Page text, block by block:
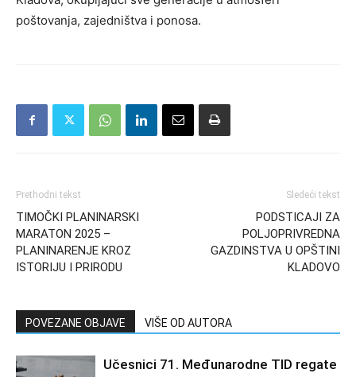
poštovanja, zajedništva i ponosa.
Prethodni tekst
TIMОČKI PLANINARSKI
MARATON 2025 –
PLANINARENJE KROZ
ISTORIJU I PRIRODU
Sledeći tekst
PODSTICAJI ZA
POLJOPRIVREDNA
GAZDINSTVA U OPŠTINI
KLADOVO
POVEZANE OBJAVE VIŠE OD AUTORA
Učesnici 71. Međunarodne TID regate